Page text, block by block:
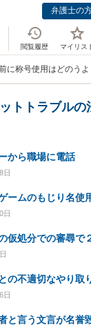
弁護士の
閲覧履歴 マイリス
に称号使用はどのうよ
トトラブルの
から職場に電話
日
日
日